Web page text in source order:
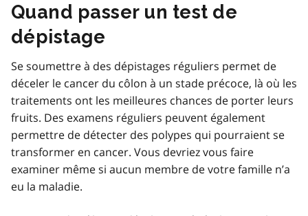
Quand passer un test de
dépistage
Se soumettre à des dépistages réguliers permet de
déceler le cancer du côlon à un stade précoce, là où les
traitements ont les meilleures chances de porter leurs
fruits. Des examens réguliers peuvent également
permettre de détecter des polypes qui pourraient se
transformer en cancer. Vous devriez vous faire
examiner même si aucun membre de votre famille n’a
eu la maladie.